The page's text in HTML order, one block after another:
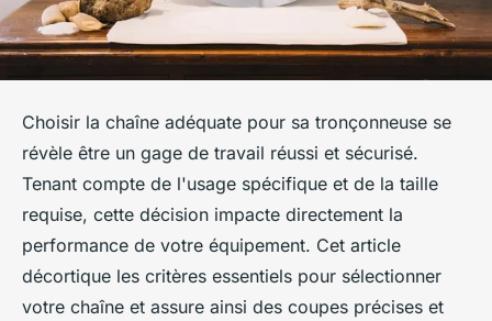
Choisir la chaîne adéquate pour sa tronçonneuse se
révèle être un gage de travail réussi et sécurisé.
Tenant compte de l'usage spécifique et de la taille
requise, cette décision impacte directement la
performance de votre équipement. Cet article
décortique les critères essentiels pour sélectionner
votre chaîne et assure ainsi des coupes précises et